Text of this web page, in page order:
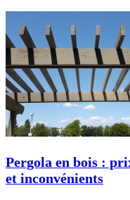
Pergola en bois :
et inconvénients